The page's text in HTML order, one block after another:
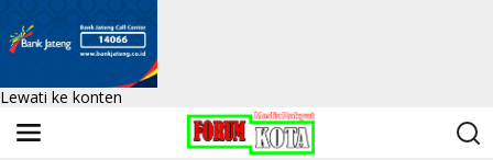
Lewati ke konten